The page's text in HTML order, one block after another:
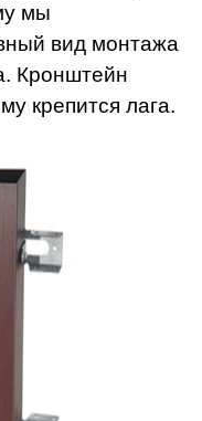
мы
вид монтажа
Кронштейн
крепится лага.